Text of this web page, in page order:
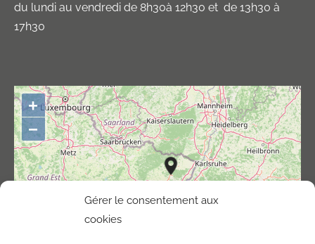
Gérer le consentement aux
cookies
du lundi au vendredi de 8h30à 12h30 et de 13h30 à
17h30
+
−